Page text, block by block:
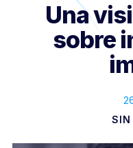
Una
sobre
SIN